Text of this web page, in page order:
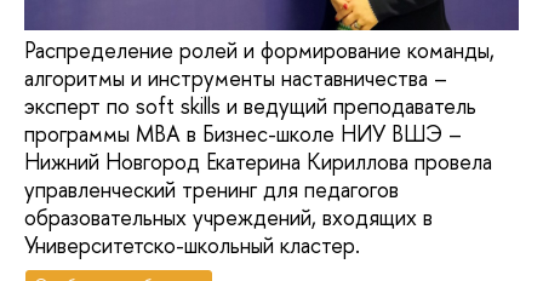
Распределение ролей и формирование команды,
алгоритмы и инструменты наставничества –
эксперт по soft skills и ведущий преподаватель
программы МВА в Бизнес-школе НИУ ВШЭ –
Нижний Новгород Екатерина Кириллова провела
управленческий тренинг для педагогов
образовательных учреждений, входящих в
Университетско-школьный кластер.